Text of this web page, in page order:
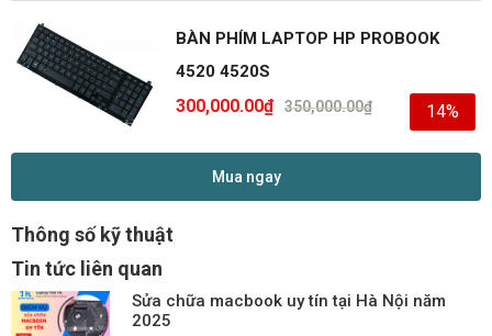
BÀN PHÍM LAPTOP HP PROBOOK
4520 4520S
350,000.00₫
300,000.00₫ 14%
Mua ngay
Thông số kỹ thuật
Tin tức liên quan
Sửa chữa macbook uy tín tại Hà Nội năm
2025